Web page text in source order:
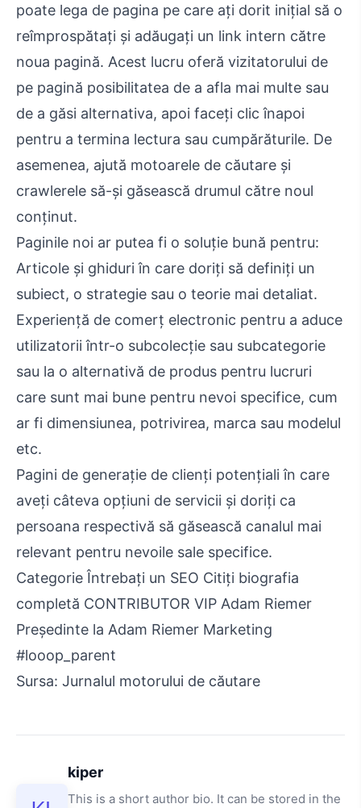
poate lega de pagina pe care ați dorit inițial să o
reîmprospătați și adăugați un link intern către
noua pagină. Acest lucru oferă vizitatorului de
pe pagină posibilitatea de a afla mai multe sau
de a găsi alternativa, apoi faceți clic înapoi
pentru a termina lectura sau cumpărăturile. De
asemenea, ajută motoarele de căutare și
crawlerele să-și găsească drumul către noul
conținut.
Paginile noi ar putea fi o soluție bună pentru:
Articole și ghiduri în care doriți să definiți un
subiect, o strategie sau o teorie mai detaliat.
Experiență de comerț electronic pentru a aduce
utilizatorii într-o subcolecție sau subcategorie
sau la o alternativă de produs pentru lucruri
care sunt mai bune pentru nevoi specifice, cum
ar fi dimensiunea, potrivirea, marca sau modelul
etc.
Pagini de generație de clienți potențiali în care
aveți câteva opțiuni de servicii și doriți ca
persoana respectivă să găsească canalul mai
relevant pentru nevoile sale specifice.
Categorie Întrebați un SEO Citiți biografia
completă CONTRIBUTOR VIP Adam Riemer
Președinte la Adam Riemer Marketing
#looop_parent
Sursa: Jurnalul motorului de căutare
kiper
This is a short author bio. It can be stored in the